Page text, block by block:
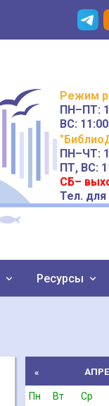
Режим
ПН–ПТ:
ВС:
ПН–ЧТ:
ПТ, ВС:
СБ–
Тел. для
Ресурсы
«
Пн Вт Ср